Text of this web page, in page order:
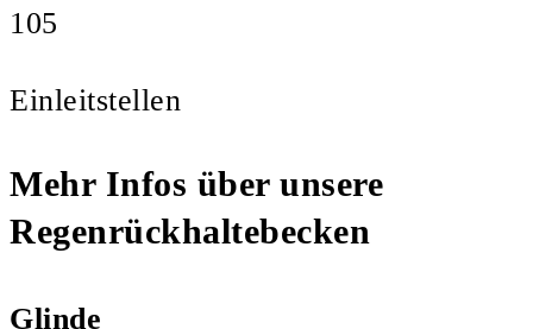
105
Einleitstellen
Mehr Infos über unsere
Regenrückhaltebecken
Glinde